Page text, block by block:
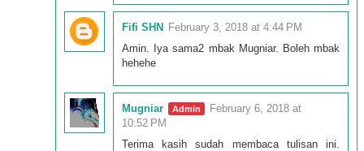
Fifi SHN February 3, 2018 at 4:44 PM
Amin. Iya sama2 mbak Mugniar. Boleh mbak
hehehe
Mugniar
February 6, 2018 at
10:52 PM
Terima kasih sudah membaca tulisan ini.